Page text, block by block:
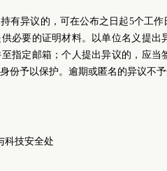
有异议的，可在公布之日起5个工
必要的证明材料。以单位名义提
指定邮箱；个人提出异议的，应
份予以保护。逾期或匿名的异议不予
科技安全处